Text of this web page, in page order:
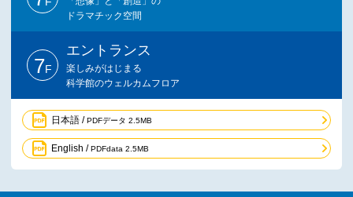
ドラマチック空間
7F
エントランス
楽しみがはじまる
科学館のウェルカムフロア
日本語 /PDFデータ 2.5MB
English /PDFdata 2.5MB